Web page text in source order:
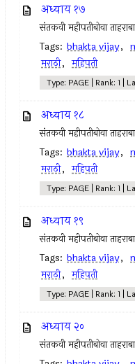
अध्याय १७
संतकवी महीपतीबोवा
Tags: bhakta vijay,
मराठी, महिपती
Type: PAGE | Rank: 1 |
अध्याय १८
संतकवी महीपतीबोवा
Tags: bhakta vijay,
मराठी, महिपती
Type: PAGE | Rank: 1 |
अध्याय १९
संतकवी महीपतीबोवा
Tags: bhakta vijay,
मराठी, महिपती
Type: PAGE | Rank: 1 |
अध्याय २०
संतकवी महीपतीबोवा